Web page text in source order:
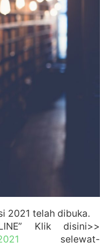
2021 telah dibuka.
Klik disini>>
selewat-